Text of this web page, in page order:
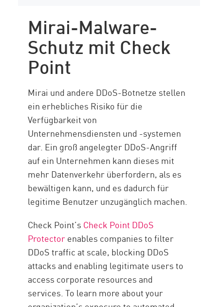
Mirai-Malware-
Schutz mit Check
Point
Mirai und andere DDoS-Botnetze stellen
ein erhebliches Risiko für die
Verfügbarkeit von
Unternehmensdiensten und -systemen
dar. Ein groß angelegter DDoS-Angriff
auf ein Unternehmen kann dieses mit
mehr Datenverkehr überfordern, als es
bewältigen kann, und es dadurch für
legitime Benutzer unzugänglich machen.
Check Point’s Check Point DDoS
Protectorenables companies to filter
DDoS traffic at scale, blocking DDoS
attacks and enabling legitimate users to
access corporate resources and
services. To learn more about your